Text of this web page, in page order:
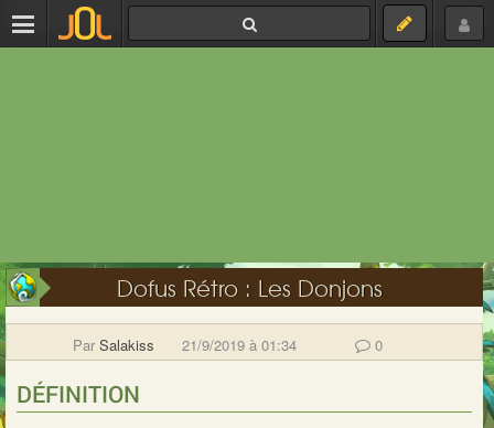
Dofus Rétro : Les Donjons
ParSalakiss 21/9/2019 à 01:34 0
DÉFINITION